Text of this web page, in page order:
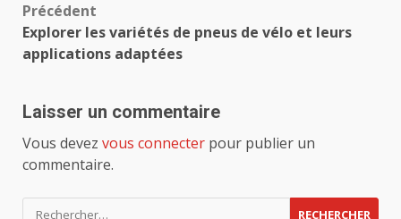
Navigation
d’article
Précédent
Explorer les variétés de pneus de vélo et leurs
applications adaptées
Laisser un commentaire
Vous devez vous connecter pour publier un
commentaire.
Rechercher :